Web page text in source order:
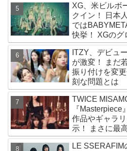
XG、米ビルボ
クイン！ 日本
では
快挙！ XGのグ
らない…「コ
日本人唯一の
ITZY、デビュ
が激変！ まだ
振り付けを変
刻な問題とは
TWICE
『Masterpiece
作品やギャラ
示！ まさに最
LE SSERAFIM